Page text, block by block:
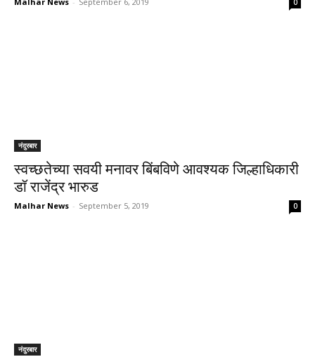
0
नंदुरबार
स्वच्छतेच्या सवयी मनावर बिंबविणे आवश्यक जिल्हाधिकारी
डॉ राजेंद्र भारुड
Malhar News - September 5, 2019 0
नंदुरबार